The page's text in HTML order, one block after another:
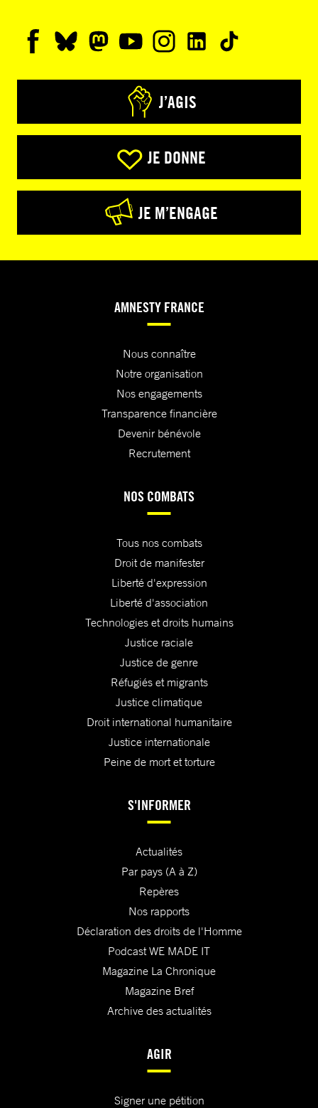
J’AGIS
JE DONNE
JE M’ENGAGE
AMNESTY FRANCE
Nous connaître
Notre organisation
Nos engagements
Transparence financière
Devenir bénévole
Recrutement
NOS COMBATS
Tous nos combats
Droit de manifester
Liberté d'expression
Liberté d'association
Technologies et droits humains
Justice raciale
Justice de genre
Réfugiés et migrants
Justice climatique
Droit international humanitaire
Justice internationale
Peine de mort et torture
S'INFORMER
Actualités
Par pays (A à Z)
Repères
Nos rapports
Déclaration des droits de l'Homme
Podcast WE MADE IT
Magazine La Chronique
Magazine Bref
Archive des actualités
AGIR
Signer une pétition